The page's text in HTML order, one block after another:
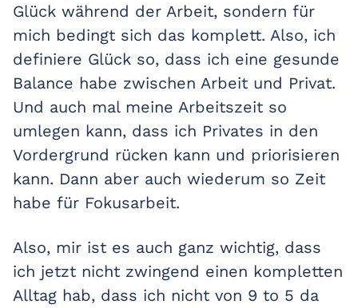
Glück während der Arbeit, sondern für
mich bedingt sich das komplett. Also, ich
definiere Glück so, dass ich eine gesunde
Balance habe zwischen Arbeit und Privat.
Und auch mal meine Arbeitszeit so
umlegen kann, dass ich Privates in den
Vordergrund rücken kann und priorisieren
kann. Dann aber auch wiederum so Zeit
habe für Fokusarbeit.
Also, mir ist es auch ganz wichtig, dass
ich jetzt nicht zwingend einen kompletten
Alltag hab, dass ich nicht von 9 to 5 da